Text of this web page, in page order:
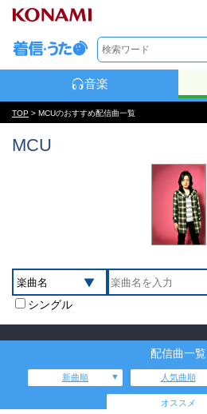
音楽
TOP > MCUのおすすめ配信曲一覧
MCU
シングル
配信曲一覧
新曲順 人気曲順
オススメ